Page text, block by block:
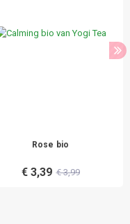
Rose bio
€ 3,39 € 3,99